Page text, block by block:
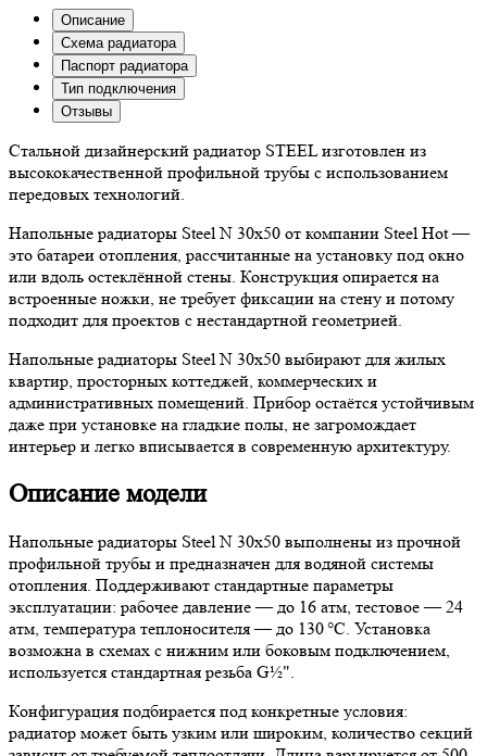
Описание
Схема радиатора
Паспорт радиатора
Тип подключения
Отзывы
Стальной дизайнерский радиатор STEEL изготовлен из
высококачественной профильной трубы с использованием
передовых технологий.
Напольные радиаторы Steel N 30х50 от компании Steel Hot —
это батареи отопления, рассчитанные на установку под окно
или вдоль остеклённой стены. Конструкция опирается на
встроенные ножки, не требует фиксации на стену и потому
подходит для проектов с нестандартной геометрией.
Напольные радиаторы Steel N 30х50 выбирают для жилых
квартир, просторных коттеджей, коммерческих и
административных помещений. Прибор остаётся устойчивым
даже при установке на гладкие полы, не загромождает
интерьер и легко вписывается в современную архитектуру.
Описание модели
Напольные радиаторы Steel N 30х50 выполнены из прочной
профильной трубы и предназначен для водяной системы
отопления. Поддерживают стандартные параметры
эксплуатации: рабочее давление — до 16 атм, тестовое — 24
атм, температура теплоносителя — до 130 °C. Установка
возможна в схемах с нижним или боковым подключением,
используется стандартная резьба G½".
Конфигурация подбирается под конкретные условия:
радиатор может быть узким или широким, количество секций